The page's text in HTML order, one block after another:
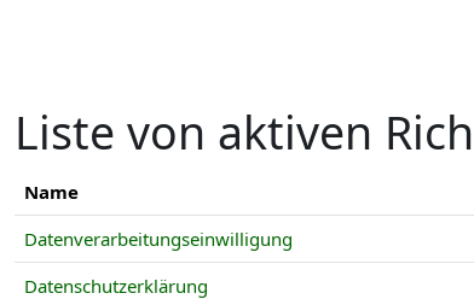
Liste von aktiven
Name
Datenverarbeitungseinwilligung
Datenschutzerklärung